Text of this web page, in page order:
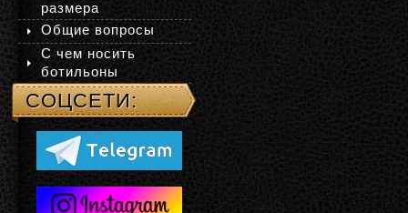
размера
Общие вопросы
С чем носить
ботильоны
СОЦСЕТИ: